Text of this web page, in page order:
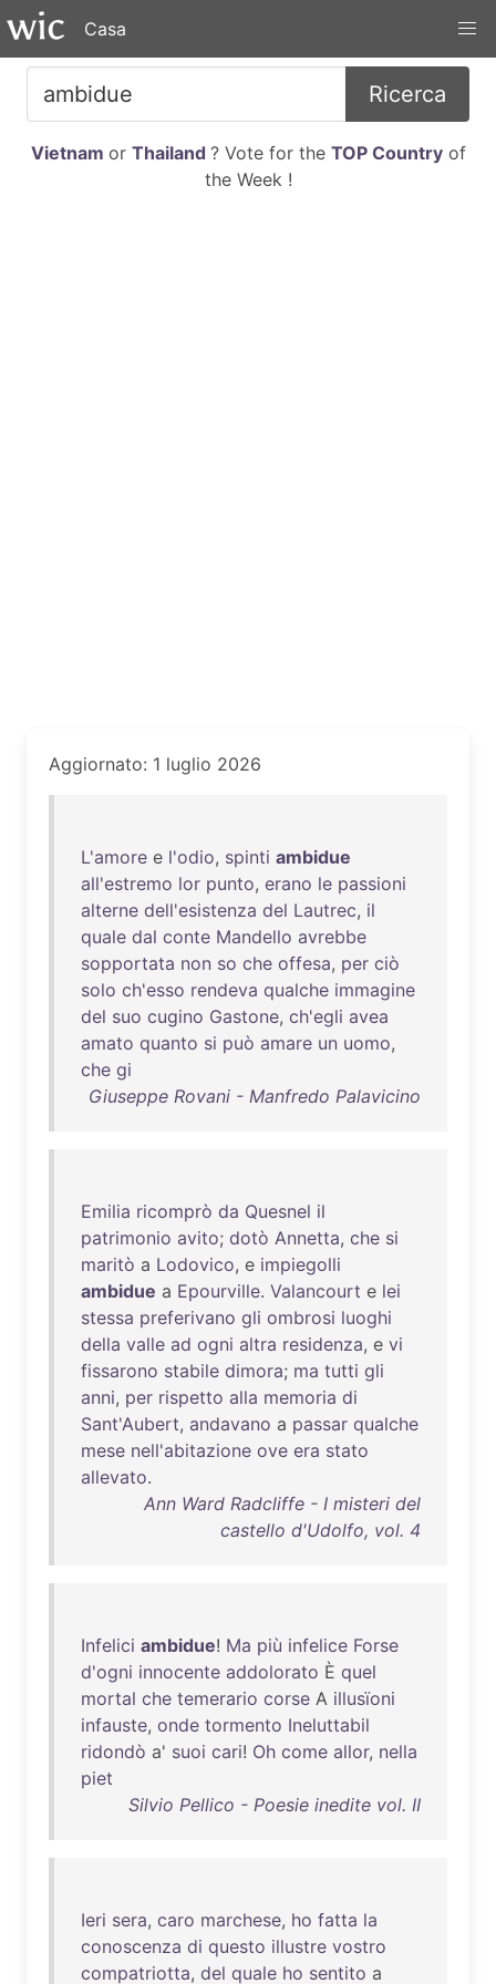
Casa
Ricerca
Vietnam or Thailand ? Vote for the TOP Countryof
the Week !
Aggiornato: 1 luglio 2026
L'amore e l'odio, spinti ambidue
all'estremo lor punto, erano le passioni
alterne dell'esistenza del Lautrec, il
quale dal conte Mandello avrebbe
sopportata non so che offesa, per ciò
solo ch'esso rendeva qualche immagine
del suo cugino Gastone, ch'egli avea
amato quanto si può amare un uomo,
che gi
Giuseppe Rovani - Manfredo Palavicino
Emilia ricomprò da Quesnel il
patrimonio avito; dotò Annetta, che si
maritò a Lodovico, e impiegolli
ambidue a Epourville. Valancourt e lei
stessa preferivano gli ombrosi luoghi
della valle ad ogni altra residenza, e vi
fissarono stabile dimora; ma tutti gli
anni, per rispetto alla memoria di
Sant'Aubert, andavano a passar qualche
mese nell'abitazione ove era stato
allevato.
Ann Ward Radcliffe - I misteri del
castello d'Udolfo, vol. 4
Infelici ambidue! Ma più infelice Forse
d'ogni innocente addolorato È quel
mortal che temerario corse A illusïoni
infauste, onde tormento Ineluttabil
ridondò a' suoi cari! Oh come allor, nella
piet
Silvio Pellico - Poesie inedite vol. II
Ieri sera, caro marchese, ho fatta la
conoscenza di questo illustre vostro
compatriotta, del quale ho sentito a